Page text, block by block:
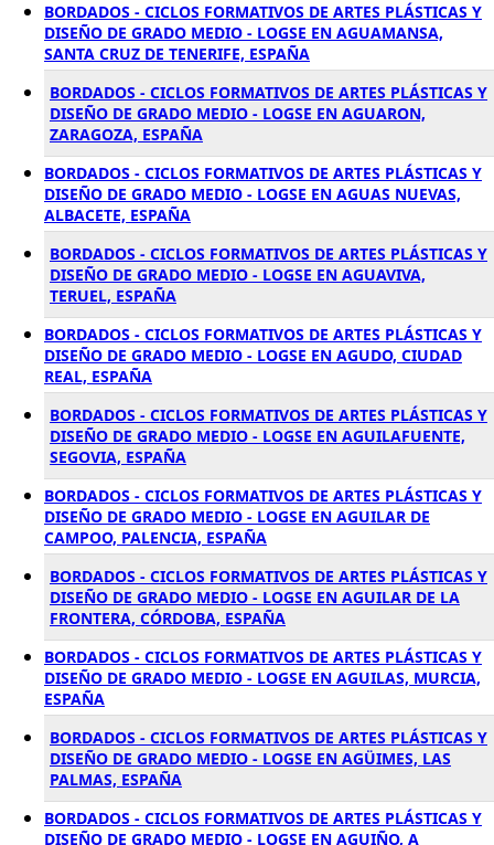
BORDADOS - CICLOS FORMATIVOS DE ARTES PLÁSTICAS Y
DISEÑO DE GRADO MEDIO - LOGSE EN AGUAMANSA,
SANTA CRUZ DE TENERIFE, ESPAÑA
BORDADOS - CICLOS FORMATIVOS DE ARTES PLÁSTICAS Y
DISEÑO DE GRADO MEDIO - LOGSE EN AGUARON,
ZARAGOZA, ESPAÑA
BORDADOS - CICLOS FORMATIVOS DE ARTES PLÁSTICAS Y
DISEÑO DE GRADO MEDIO - LOGSE EN AGUAS NUEVAS,
ALBACETE, ESPAÑA
BORDADOS - CICLOS FORMATIVOS DE ARTES PLÁSTICAS Y
DISEÑO DE GRADO MEDIO - LOGSE EN AGUAVIVA,
TERUEL, ESPAÑA
BORDADOS - CICLOS FORMATIVOS DE ARTES PLÁSTICAS Y
DISEÑO DE GRADO MEDIO - LOGSE EN AGUDO, CIUDAD
REAL, ESPAÑA
BORDADOS - CICLOS FORMATIVOS DE ARTES PLÁSTICAS Y
DISEÑO DE GRADO MEDIO - LOGSE EN AGUILAFUENTE,
SEGOVIA, ESPAÑA
BORDADOS - CICLOS FORMATIVOS DE ARTES PLÁSTICAS Y
DISEÑO DE GRADO MEDIO - LOGSE EN AGUILAR DE
CAMPOO, PALENCIA, ESPAÑA
BORDADOS - CICLOS FORMATIVOS DE ARTES PLÁSTICAS Y
DISEÑO DE GRADO MEDIO - LOGSE EN AGUILAR DE LA
FRONTERA, CÓRDOBA, ESPAÑA
BORDADOS - CICLOS FORMATIVOS DE ARTES PLÁSTICAS Y
DISEÑO DE GRADO MEDIO - LOGSE EN AGUILAS, MURCIA,
ESPAÑA
BORDADOS - CICLOS FORMATIVOS DE ARTES PLÁSTICAS Y
DISEÑO DE GRADO MEDIO - LOGSE EN AGÜIMES, LAS
PALMAS, ESPAÑA
BORDADOS - CICLOS FORMATIVOS DE ARTES PLÁSTICAS Y
DISEÑO DE GRADO MEDIO - LOGSE EN AGUIÑO, A